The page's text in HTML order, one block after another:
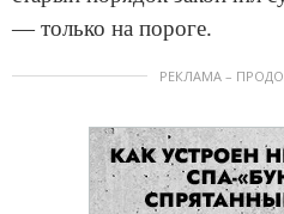
— только на пороге.
РЕКЛАМА –